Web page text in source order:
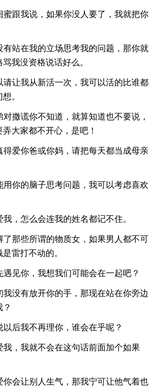
蜜跟我说，如果你没人要了，我就把你
有站在我的立场思考我的问题，那你就
我没资格说话好么。
请让我从新活一次，我可以活的比谁都
。
对撒谎你不知道，就算知道也不要说，
大家都不开心，是吧！
得爱你爸或你妈，请把每天都当成母亲
用你的脑子思考问题，我可以考虑喜欢
我，怎么会连我的姓名都记不住。
了那些所谓的物质女，如果男人都不可
雷打不动的。
遇见你，我想我们可能会在一起吧？
我没有放开你的手，那现在站在你旁边
以后我不再理你，谁会在乎呢？
我，我就不会在这句话前面加个如果
你会让别人生气，那我宁可让他气着也